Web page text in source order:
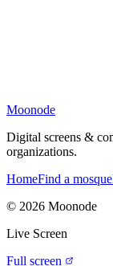
Moonode
Digital screens &
organizations.
HomeFind a mosque
© 2026 Moonode
Live Screen
Full screen